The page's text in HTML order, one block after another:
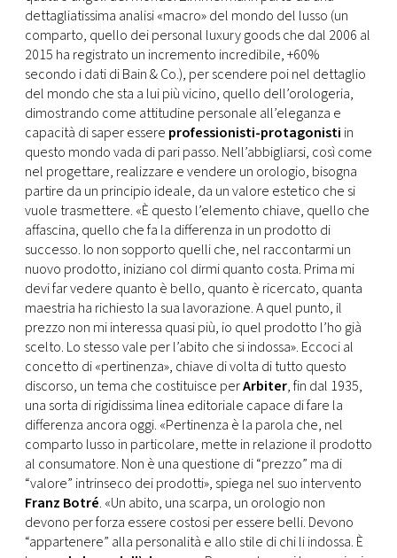
dettagliatissima analisi «macro» del mondo del lusso (un
comparto, quello dei personal luxury goods che dal 2006 al
2015 ha registrato un incremento incredibile, +60%
secondo i dati di Bain & Co.), per scendere poi nel dettaglio
del mondo che sta a lui più vicino, quello dell’orologeria,
dimostrando come attitudine personale all’eleganza e
capacità di saper essere professionisti-protagonisti in
questo mondo vada di pari passo. Nell’abbigliarsi, così come
nel progettare, realizzare e vendere un orologio, bisogna
partire da un principio ideale, da un valore estetico che si
vuole trasmettere. «È questo l’elemento chiave, quello che
affascina, quello che fa la differenza in un prodotto di
successo. Io non sopporto quelli che, nel raccontarmi un
nuovo prodotto, iniziano col dirmi quanto costa. Prima mi
devi far vedere quanto è bello, quanto è ricercato, quanta
maestria ha richiesto la sua lavorazione. A quel punto, il
prezzo non mi interessa quasi più, io quel prodotto l’ho già
scelto. Lo stesso vale per l’abito che si indossa». Eccoci al
concetto di «pertinenza», chiave di volta di tutto questo
discorso, un tema che costituisce perArbiter, fin dal 1935,
una sorta di rigidissima linea editoriale capace di fare la
differenza ancora oggi. «Pertinenza è la parola che, nel
comparto lusso in particolare, mette in relazione il prodotto
al consumatore. Non è una questione di “prezzo” ma di
“valore” intrinseco dei prodotti», spiega nel suo intervento
Franz Botré. «Un abito, una scarpa, un orologio non
devono per forza essere costosi per essere belli. Devono
“appartenere” alla personalità e allo stile di chi li indossa. È